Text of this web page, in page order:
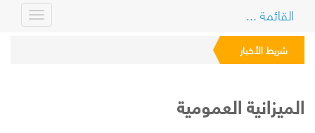
القائمة ...
شريط الأخبار
الميزانية العمومية